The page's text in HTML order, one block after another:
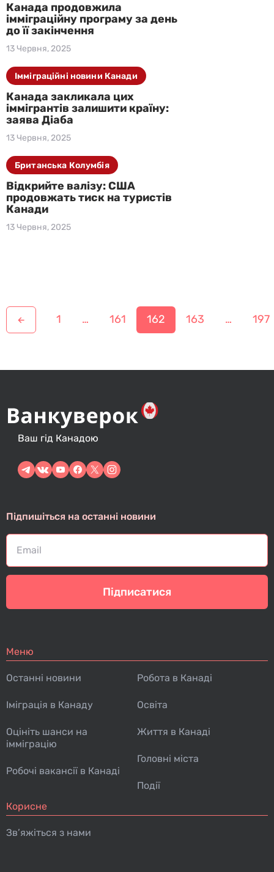
Канада продовжила
імміграційну програму за день
до її закінчення
13 Червня, 2025
Канада закликала цих
іммігрантів залишити країну:
заява Діаба
13 Червня, 2025
Імміграційні новини Канади
Відкрийте валізу: США
продовжать тиск на туристів
Канади
13 Червня, 2025
Британська Колумбія
а
ц
и
с
в
← 1 … 161 162 163 … 197
Ваш гід Канадою
Підпишіться на останні новини
Підписатися
Меню
Останні новини
Іміграція в Канаду
Оцініть шанси на
імміграцію
Робочі вакансії в Канаді
Робота в Канаді
Освіта
Життя в Канаді
Головні міста
Події
Корисне
Зв’яжіться з нами